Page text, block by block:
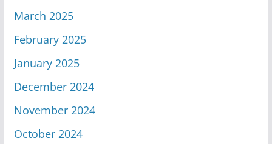
March 2025
February 2025
January 2025
December 2024
November 2024
October 2024